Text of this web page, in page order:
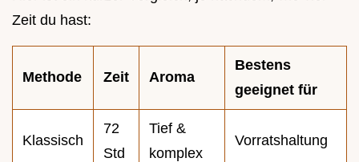
Zeit du hast:
Methode Zeit Aroma
Bestens
geeignet für
Klassisch
72
Std
Tief &
komplex
Vorratshaltung